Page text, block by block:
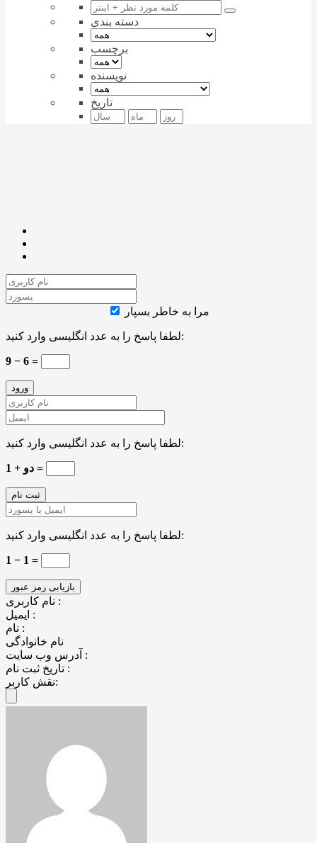
دسته بندی
برچسب
نویسنده
تاریخ
مرا به خاطر بسپار
لطفا پاسخ را به عدد انگلیسی وارد کنید:
9 − 6 =
لطفا پاسخ را به عدد انگلیسی وارد کنید:
دو + 1 =
لطفا پاسخ را به عدد انگلیسی وارد کنید:
1 − 1 =
نام کاربری :
ایمیل :
نام :
نام خانوادگی
آدرس وب سایت :
تاریخ ثبت نام :
نقش کاربر: